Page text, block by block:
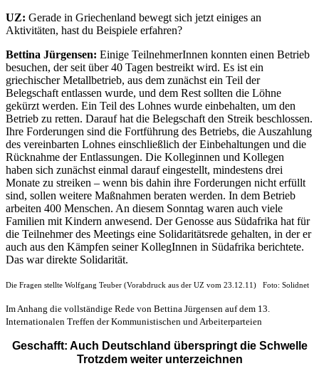
UZ: Gerade in Griechenland bewegt sich jetzt einiges an
Aktivitäten, hast du Beispiele erfahren?
Bettina Jürgensen: Einige TeilnehmerInnen konnten einen Betrieb
besuchen, der seit über 40 Tagen bestreikt wird. Es ist ein
griechischer Metallbetrieb, aus dem zunächst ein Teil der
Belegschaft entlassen wurde, und dem Rest sollten die Löhne
gekürzt werden. Ein Teil des Lohnes wurde einbehalten, um den
Betrieb zu retten. Darauf hat die Belegschaft den Streik beschlossen.
Ihre Forderungen sind die Fortführung des Betriebs, die Auszahlung
des vereinbarten Lohnes einschließlich der Einbehaltungen und die
Rücknahme der Entlassungen. Die Kolleginnen und Kollegen
haben sich zunächst einmal darauf eingestellt, mindestens drei
Monate zu streiken – wenn bis dahin ihre Forderungen nicht erfüllt
sind, sollen weitere Maßnahmen beraten werden. In dem Betrieb
arbeiten 400 Menschen. An diesem Sonntag waren auch viele
Familien mit Kindern anwesend. Der Genosse aus Südafrika hat für
die Teilnehmer des Meetings eine Solidaritätsrede gehalten, in der er
auch aus den Kämpfen seiner KollegInnen in Südafrika berichtete.
Das war direkte Solidarität.
Die Fragen stellte Wolfgang Teuber (Vorabdruck aus der UZ vom 23.12.11) Foto: Solidnet
Im Anhang die vollständige Rede von Bettina Jürgensen auf dem 13.
Internationalen Treffen der Kommunistischen und Arbeiterparteien
Geschafft: Auch Deutschland überspringt die Schwelle
Trotzdem weiter unterzeichnen